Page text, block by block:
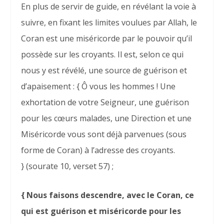
En plus de servir de guide, en révélant la voie à
suivre, en fixant les limites voulues par Allah, le
Coran est une miséricorde par le pouvoir qu’il
possède sur les croyants. Il est, selon ce qui
nous y est révélé, une source de guérison et
d’apaisement : {Ô vous les hommes ! Une
exhortation de votre Seigneur, une guérison
pour les cœurs malades, une Direction et une
Miséricorde vous sont déjà parvenues (sous
forme de Coran) à l’adresse des croyants.
} (sourate 10, verset 57) ;
{ Nous faisons descendre, avec le Coran, ce
qui est guérison et miséricorde pour les